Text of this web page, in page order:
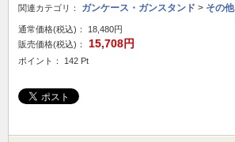
関連カテゴリ： ガンケース・ガンスタンド > その他
通常価格(税込)：
18,480円
販売価格(税込)：
15,708円
ポイント： 142 Pt